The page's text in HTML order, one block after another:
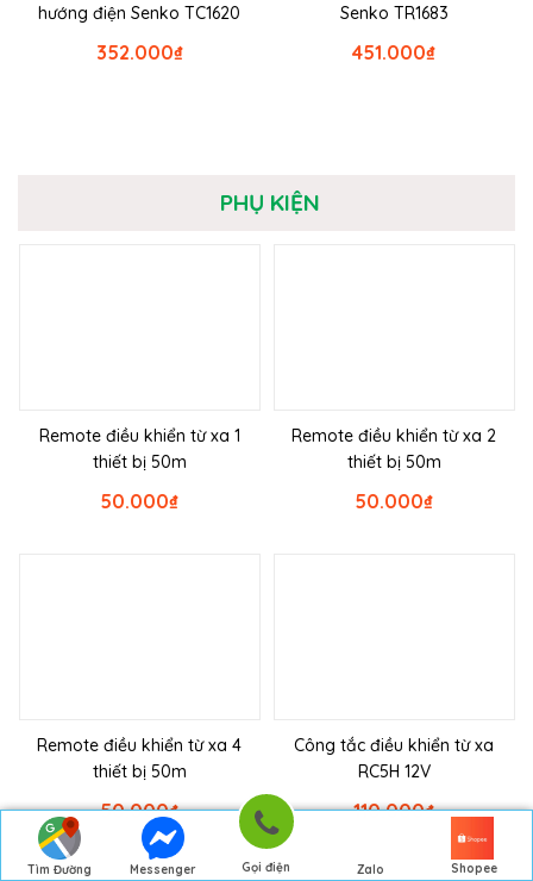
Tìm Đường
Messenger Gọi điện Zalo Shopee
hướng điện Senko TC1620
₫
352.000
Senko TR1683
₫
451.000
PHỤ KIỆN
Remote điều khiển từ xa 1
thiết bị 50m
₫
50.000
Remote điều khiển từ xa 2
thiết bị 50m
₫
50.000
Remote điều khiển từ xa 4
thiết bị 50m
₫
50.000
Công tắc điều khiển từ xa
RC5H 12V
₫
110.000